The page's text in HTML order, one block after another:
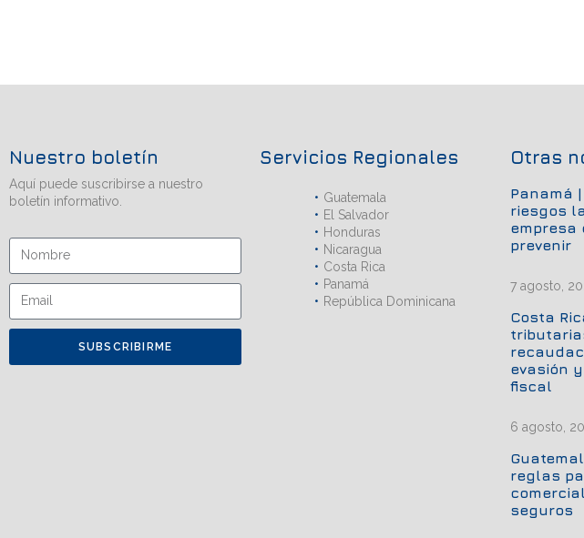
Nuestro boletín
Aquí puede suscribirse a nuestro
boletín informativo.
SUBSCRIBIRME
Servicios Regionales
Guatemala
El Salvador
Honduras
Nicaragua
Costa Rica
Panamá
República Dominicana
Otras
Panamá
riesgos
empresa
prevenir
7 agosto,
Costa
evasión
fiscal
6 agosto,
reglas
seguros